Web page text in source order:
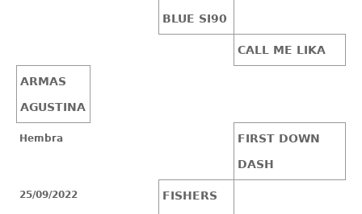
BLUE SI90
CALL ME LIKA
ARMAS
AGUSTINA
Hembra
FIRST DOWN
DASH
25/09/2022
FISHERS